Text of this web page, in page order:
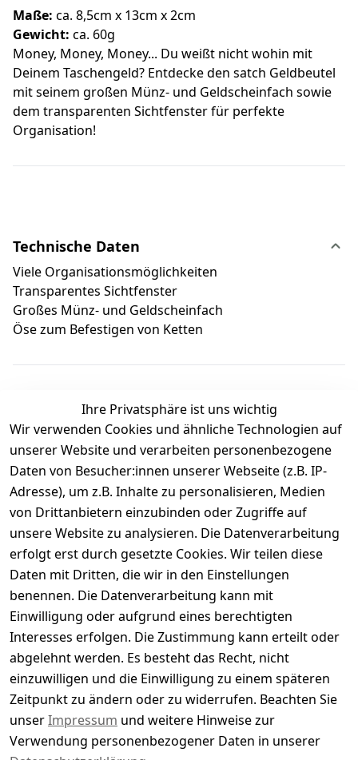
Maße: ca. 8,5cm x 13cm x 2cm
Gewicht: ca. 60g
Money, Money, Money... Du weißt nicht wohin mit
Deinem Taschengeld? Entdecke den satch Geldbeutel
mit seinem großen Münz- und Geldscheinfach sowie
dem transparenten Sichtfenster für perfekte
Organisation!
Technische Daten
Viele Organisationsmöglichkeiten
Transparentes Sichtfenster
Großes Münz- und Geldscheinfach
Öse zum Befestigen von Ketten
Kundenbewertungen
Durchschnittliche Bewertung
0
Basierend auf 0 Bewertung(en)
Bewertung abgeben
5
( 0 )
4
( 0 )
3
( 0 )
2
( 0 )
1
( 0 )
Es hat noch niemand eine Bewertung für diesen
Artikel abgegeben
Ihre Privatsphäre ist uns wichtig
Wir verwenden Cookies und ähnliche Technologien auf
unserer Website und verarbeiten personenbezogene
Daten von Besucher:innen unserer Webseite (z.B. IP-
Adresse), um z.B. Inhalte zu personalisieren, Medien
von Drittanbietern einzubinden oder Zugriffe auf
unsere Website zu analysieren. Die Datenverarbeitung
erfolgt erst durch gesetzte Cookies. Wir teilen diese
Daten mit Dritten, die wir in den Einstellungen
benennen. Die Datenverarbeitung kann mit
Einwilligung oder aufgrund eines berechtigten
Interesses erfolgen. Die Zustimmung kann erteilt oder
abgelehnt werden. Es besteht das Recht, nicht
einzuwilligen und die Einwilligung zu einem späteren
Zeitpunkt zu ändern oder zu widerrufen. Beachten Sie
unserImpressum und weitere Hinweise zur
Verwendung personenbezogener Daten in unserer